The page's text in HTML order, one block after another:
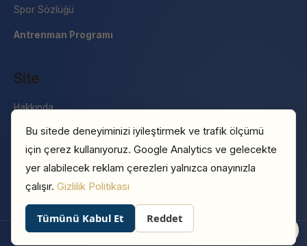
Spor Sözlüğü
Antrenman Programı
Site
Hakkında
İletişim
Basın
Gizlilik Politikası
Bu sitede deneyiminizi iyileştirmek ve trafik ölçümü
için çerez kullanıyoruz. Google Analytics ve gelecekte
yer alabilecek reklam çerezleri yalnızca onayınızla
çalışır. Gizlilik Politikası
Tümünü Kabul Et Reddet